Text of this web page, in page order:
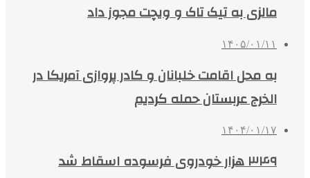
مالزی به تیک تاک و ویچت مجوز داد
۱۴۰۵/۰۱/۱۱
به محل اقامت خلبانان و کادر پروازی آمریکا در
الخرج عربستان حمله کردیم
۱۴۰۴/۰۱/۱۷
۳۴۹ هزار خودروی فرسوده اسقاط شد